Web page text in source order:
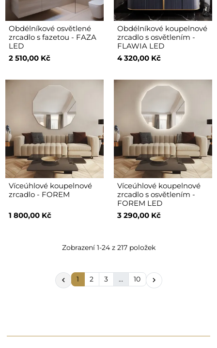
Obdélníkové osvětlené
zrcadlo s fazetou - FAZA
LED
2 510,00 Kč
Obdélníkové koupelnové
zrcadlo s osvětlením -
FLAWIA LED
4 320,00 Kč
Víceúhlové koupelnové
zrcadlo - FOREM
1 800,00 Kč
Víceúhlové koupelnové
zrcadlo s osvětlením -
FOREM LED
3 290,00 Kč
Zobrazení 1-24 z 217 položek
 1 2 3 … 10 